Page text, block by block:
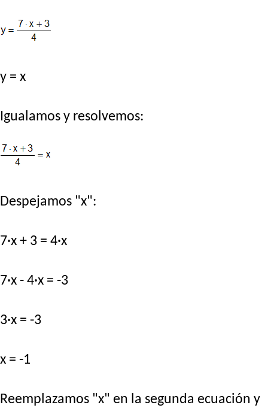
y = x
Igualamos y resolvemos:
Despejamos "x":
7·x + 3 = 4·x
7·x - 4·x = -3
3·x = -3
x = -1
Reemplazamos "x" en la segunda ecuación y